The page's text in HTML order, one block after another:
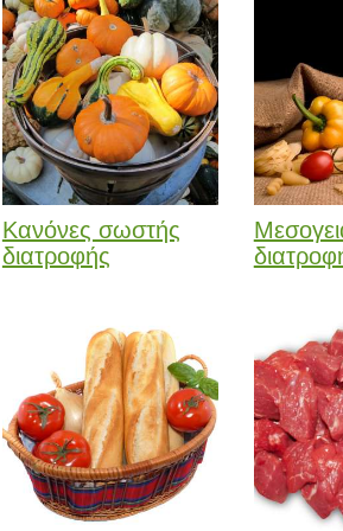
Κανόνες σωστής
διατροφής